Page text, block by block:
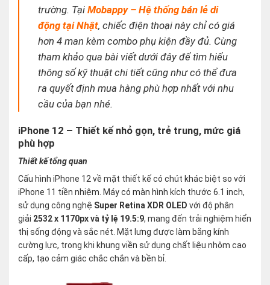
trường. TạiMobappy – Hệ thống bán lẻ di
động tại Nhật, chiếc điện thoại này chỉ có giá
hơn 4 man kèm combo phụ kiện đầy đủ. Cùng
tham khảo qua bài viết dưới đây để tìm hiểu
thông số kỹ thuật chi tiết cũng như có thể đưa
ra quyết định mua hàng phù hợp nhất với nhu
cầu của bạn nhé.
iPhone 12 – Thiết kế nhỏ gọn, trẻ trung, mức giá
phù hợp
Thiết kế tổng quan
Cấu hình iPhone 12 về mặt thiết kế có chút khác biệt so với
iPhone 11 tiền nhiệm. Máy có màn hình kích thước 6.1 inch,
sử dụng công nghệ Super Retina XDR OLED với độ phân
giải 2532 x 1170px và tỷ lệ 19.5:9, mang đến trải nghiệm hiển
thị sống động và sắc nét. Mặt lưng được làm bằng kính
cường lực, trong khi khung viền sử dụng chất liệu nhôm cao
cấp, tạo cảm giác chắc chắn và bền bỉ.